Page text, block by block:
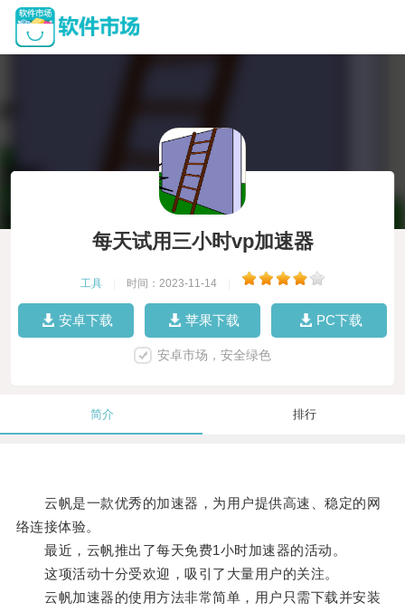
每天试用三小时vp加速器
工具 时间：2023-11-14
安卓下载 苹果下载 PC下载
安卓市场，安全绿色
简介 排行
云帆是一款优秀的加速器，为用户提供高速、稳定的网
络连接体验。
最近，云帆推出了每天免费1小时加速器的活动。
这项活动十分受欢迎，吸引了大量用户的关注。
云帆加速器的使用方法非常简单，用户只需下载并安装